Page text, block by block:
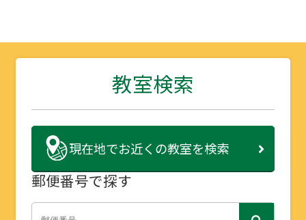
教室検索
現在地でお近くの教室を検索
郵便番号で探す